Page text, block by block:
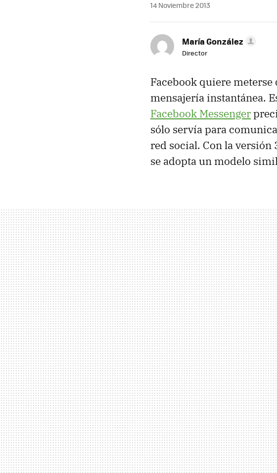
14 Noviembre 2013
María González
Director
Facebook quiere
mensajería instantánea.
Facebook Messenger
sólo servía para
red social. Con la versión
se adopta un modelo